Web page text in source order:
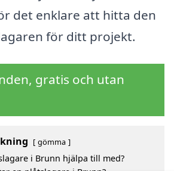
det enklare att hitta den
för ditt projekt.
gratis och utan
gömma
i Brunn hjälpa till med?